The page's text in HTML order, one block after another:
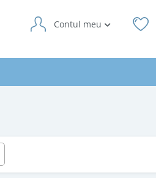
Contul meu